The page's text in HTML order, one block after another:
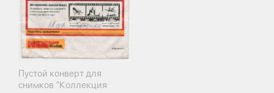
Пустой конверт для
снимков "Коллекция